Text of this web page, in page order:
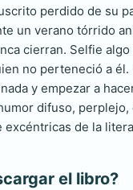
perdido de su
un verano tórrido
cierran. Selfie
no perteneció a
y empezar a
difuso,
excéntricas de la
el libro?